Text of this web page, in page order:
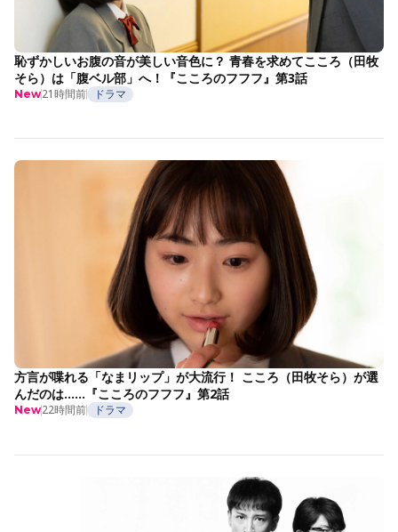
恥ずかしいお腹の音が美しい音色に？ 青春を求めてこころ（田牧
そら）は「腹ベル部」へ！『こころのフフフ』第3話
New21時間前 ドラマ
方言が喋れる「なまリップ」が大流行！ こころ（田牧そら）が選
んだのは……『こころのフフフ』第2話
New22時間前 ドラマ